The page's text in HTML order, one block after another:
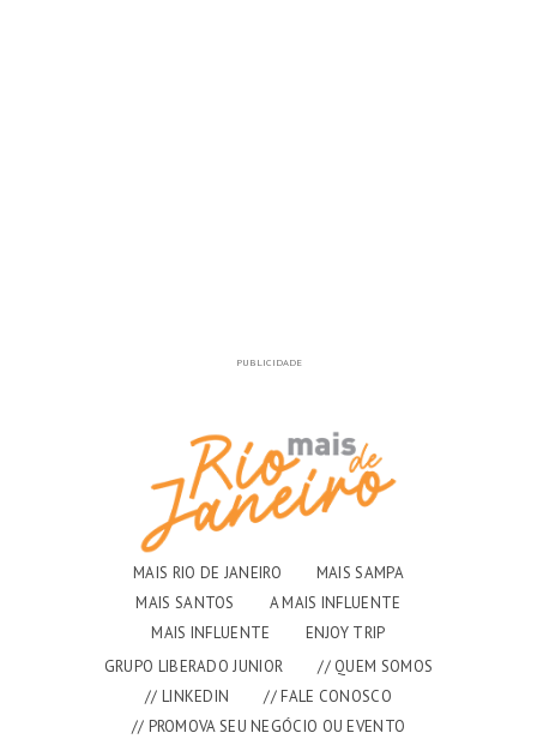
PUBLICIDADE
MAIS RIO DE JANEIRO
MAIS SAMPA
MAIS SANTOS
A MAIS INFLUENTE
MAIS INFLUENTE
ENJOY TRIP
GRUPO LIBERADO JUNIOR
// QUEM SOMOS
// LINKEDIN
// FALE CONOSCO
// PROMOVA SEU NEGÓCIO OU EVENTO